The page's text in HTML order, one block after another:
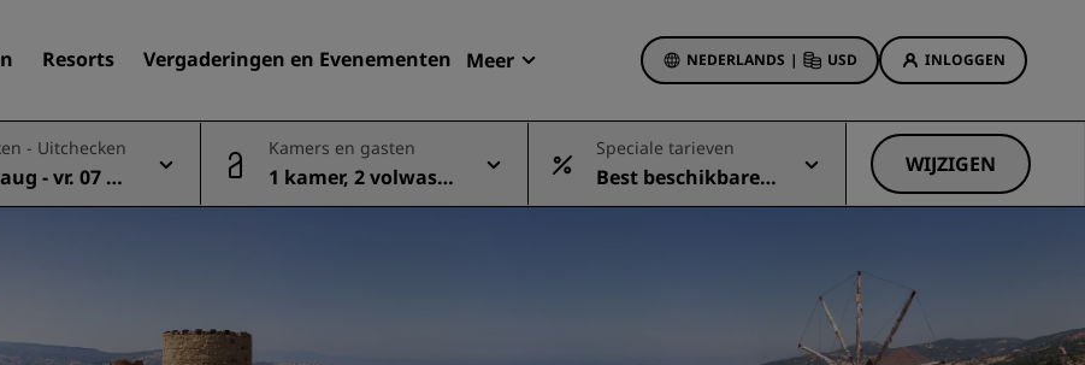
Resorts Vergaderingen en Evenementen Meer
Aanbiedingen
Radisson Rewards
Mijn boekingen
NEDERLANDS | USD INLOGGEN
Uw hortel zoeken
Hotelaanbiedingen
Het is direct raak
Deals of the Day
Vooruitboeken
- Uitchecken
- vr. 07 au
Kamers en gasten
1 kamer, 2 volwasse
nen
Speciale tarieven
Best beschikbare t
arief
WIJZIGEN